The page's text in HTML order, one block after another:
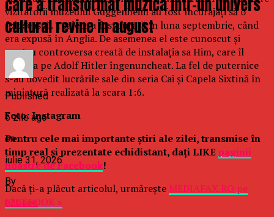
vizitatorii muzeului Guggenheim au fost încurajaţi să o
folosească. Toaleta a fost furată în luna septembrie, când
era expusă în Anglia. De asemenea el este cunoscut şi
pentru controversa creată de instalaţia sa Him, care îl
înfăţişa pe Adolf Hitler îngenuncheat. La fel de puternice
s-au dovedit lucrările sale din seria Cai şi Capela Sixtină în
miniatură realizată la scara 1:6.
Foto: Instagram
Pentru cele mai importante ştiri ale zilei, transmise în
timp real şi prezentate echidistant, daţi LIKE paginii
noastre de Facebook!
Dacă ţi-a plăcut articolul, urmăreşte MEDIAFAX.RO pe
FACEBOOK »
care a transformat muzica intr-un univers
cultural revine in august
Published
6 zile ago
on
iulie 31, 2026
By
b2bseo